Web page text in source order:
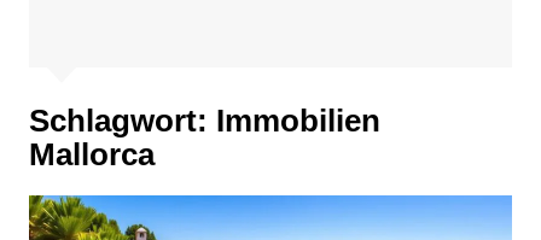
Schlagwort: Immobilien
Mallorca